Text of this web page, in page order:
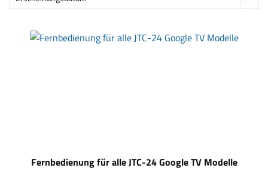
Fernbedienung für alle JTC-24 Google TV Modelle